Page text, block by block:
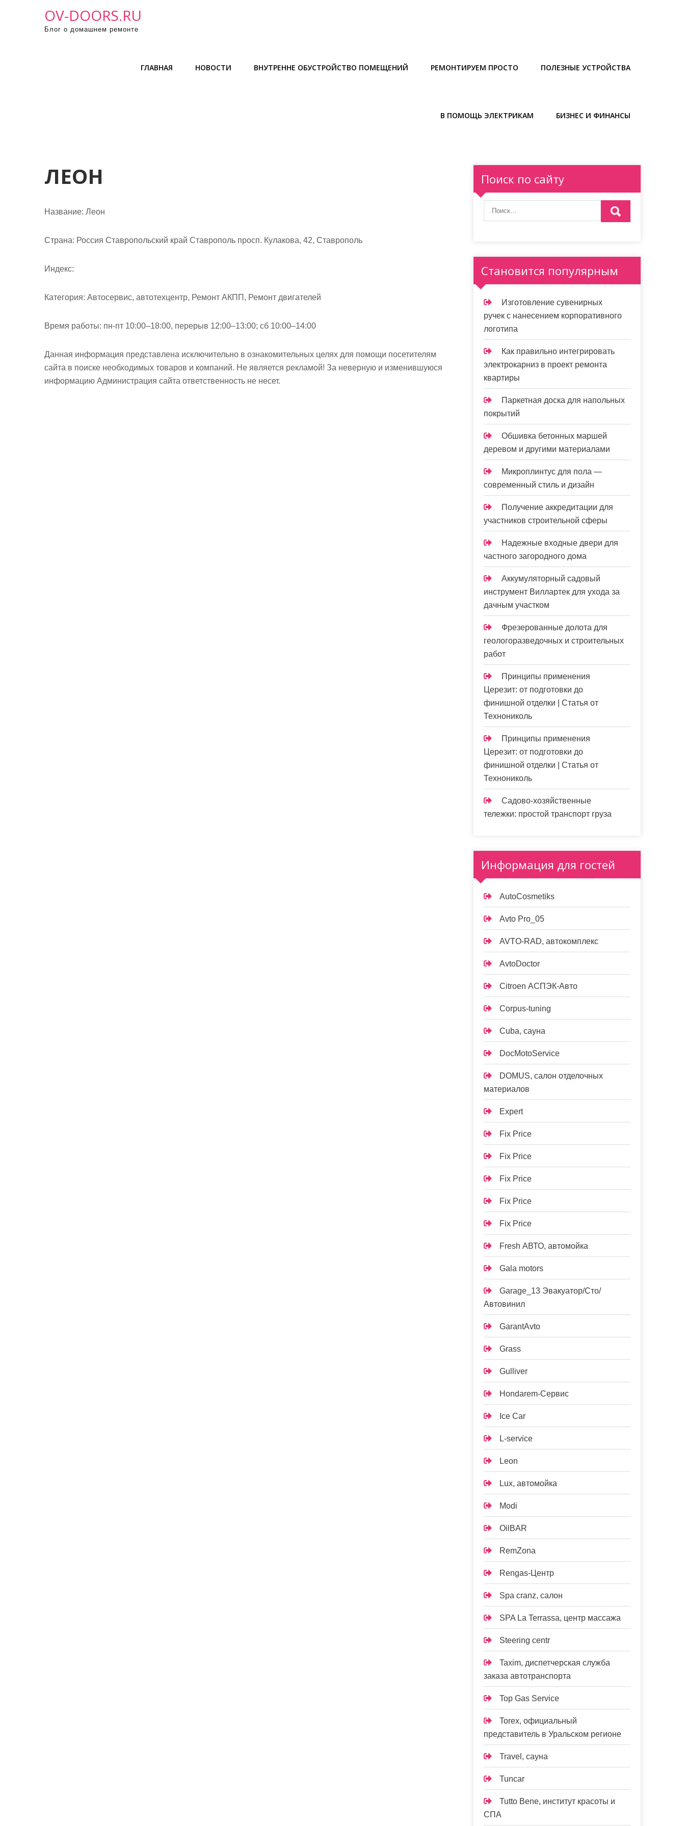
OV-DOORS.RU
Блог о домашнем ремонте
ГЛАВНАЯ НОВОСТИ ВНУТРЕННЕ ОБУСТРОЙСТВО ПОМЕЩЕНИЙ РЕМОНТИРУЕМ ПРОСТО ПОЛЕЗНЫЕ УСТРОЙСТВА
В ПОМОЩЬ ЭЛЕКТРИКАМ БИЗНЕС И ФИНАНСЫ
ЛЕОН
Название: Леон
Страна: Россия Ставропольский край Ставрополь просп. Кулакова, 42, Ставрополь
Индекс:
Категория: Автосервис, автотехцентр, Ремонт АКПП, Ремонт двигателей
Время работы: пн-пт 10:00–18:00, перерыв 12:00–13:00; сб 10:00–14:00
Данная информация представлена исключительно в ознакомительных целях для помощи посетителям
сайта в поиске необходимых товаров и компаний. Не является рекламой! За неверную и изменившуюся
информацию Администрация сайта ответственность не несет.
Поиск по сайту
Становится популярным
Изготовление сувенирных
ручек с нанесением корпоративного
логотипа
Как правильно интегрировать
электрокарниз в проект ремонта
квартиры
Паркетная доска для напольных
покрытий
Обшивка бетонных маршей
деревом и другими материалами
Микроплинтус для пола —
современный стиль и дизайн
Получение аккредитации для
участников строительной сферы
Надежные входные двери для
частного загородного дома
Аккумуляторный садовый
инструмент Виллартек для ухода за
дачным участком
Фрезерованные долота для
геологоразведочных и строительных
работ
Принципы применения
Церезит: от подготовки до
финишной отделки | Статья от
Технониколь
Принципы применения
Церезит: от подготовки до
финишной отделки | Статья от
Технониколь
Садово-хозяйственные
тележки: простой транспорт груза
Информация для гостей
AutoCosmetiks
Avto Pro_05
AVTO-RAD, автокомплекс
AvtoDoctor
Citroen АСПЭК-Авто
Corpus-tuning
Cuba, сауна
DocMotoService
DOMUS, салон отделочных
материалов
Expert
Fix Price
Fix Price
Fix Price
Fix Price
Fix Price
Fresh АВТО, автомойка
Gala motors
Garage_13 Эвакуатор/Сто/
Автовинил
GarantAvto
Grass
Gulliver
Hondarem-Сервис
Ice Car
L-service
Leon
Lux, автомойка
Modi
OilBAR
RemZona
Rengas-Центр
Spa cranz, салон
SPA La Terrassa, центр массажа
Steering centr
Taxim, диспетчерская служба
заказа автотранспорта
Top Gas Service
Torex, официальный
представитель в Уральском регионе
Travel, сауна
Tuncar
Tutto Bene, институт красоты и
СПА